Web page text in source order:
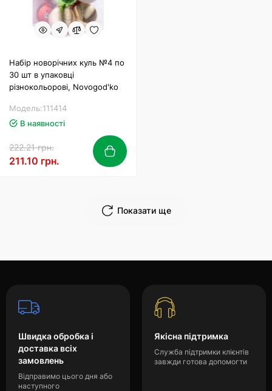
Набір новорічних куль №4 по
30 шт в упаковці
різнокольорові, Novogod'ko
Модель:111414
В наявності
222.21 грн.
211.10 грн.
Показати ще
Швидка обробка і
доставка всіх
замовлень
Відправимо цього дня або
наступного
Якісна підтримка
Служба підтримки клієнтів
завжди готова допомогти